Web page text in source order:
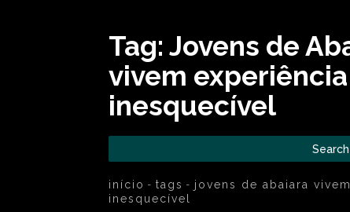
Tag: Jovens de
vivem experiência
inesquecível
Search
início tags
jovens de abaiara
inesquecível